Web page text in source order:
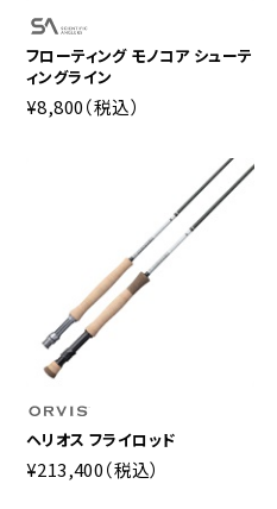
フローティング モノコア シューテ
ィングライン
¥8,800（税込）
ヘリオス フライロッド
¥213,400（税込）